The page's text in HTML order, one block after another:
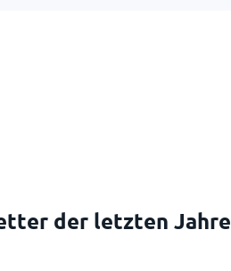
der letzten Jahre